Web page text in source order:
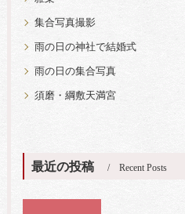
集合写真撮影
雨の日の神社で結婚式
雨の日の集合写真
須磨・綱敷天満宮
最近の投稿 Recent Posts